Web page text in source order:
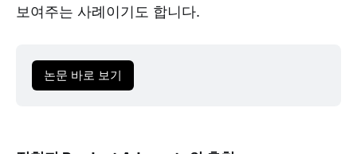
보여주는 사례이기도 합니다.
논문 바로 보기